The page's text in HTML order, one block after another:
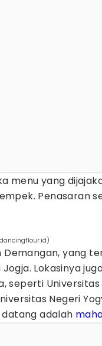
menu yang
Penasaran
yang
Lokasinya
seperti
Negeri
adalah